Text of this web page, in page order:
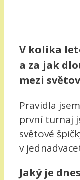
V kolika
a za jak
mezi
Pravidla
první turnaj
světové
v
Jaký je